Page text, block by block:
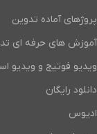
پروژهای آماده تدوین
آموزش های حرفه ای
ویدیو فوتیج و ویدیو
دانلود رایگان
ادیوس